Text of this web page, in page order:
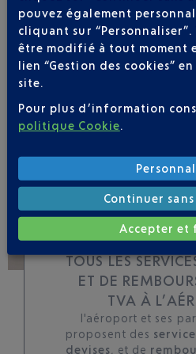
toutes les évolutions
pour ce vol
SUIVRE
TOUS LES
ET DE
TVA À
l'aéroport et ses
proposent des
devises , et de
pouvez également
cliquant sur
être modifié à tout moment
lien “Gestion des cookies”
site.
Pour plus d’information
politique Cookie
Continuer
Accepter et